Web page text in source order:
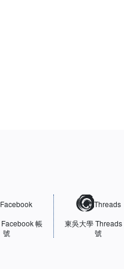
Facebook
Facebook 帳
號
Threads
東吳大學Threads
號